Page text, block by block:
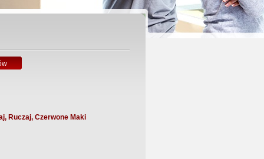
Ruczaj, Czerwone Maki